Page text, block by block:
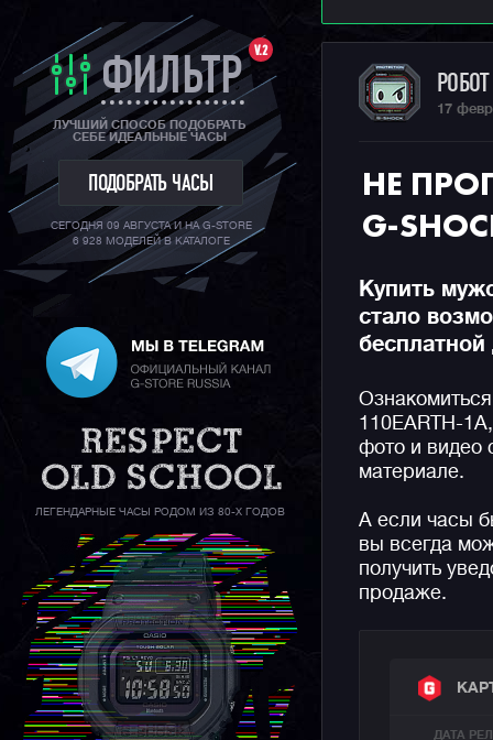
V.2
ФИЛЬТР
ЛУЧШИЙ СПОСОБ ПОДОБРАТЬ
СЕБЕ ИДЕАЛЬНЫЕ ЧАСЫ
ПОДОБРАТЬ ЧАСЫ
СЕГОДНЯ 09 АВГУСТА И НА G-STORE
6 928 МОДЕЛЕЙ В КАТАЛОГЕ
ЛЕГЕНДАРНЫЕ ЧАСЫ РОДОМ ИЗ 80-Х ГОДОВ
17
НЕ
G-
Купить
стало
110EARTH-
фото и видео
материале.
А если часы
вы всегда
получить
продаже.
ДАТА